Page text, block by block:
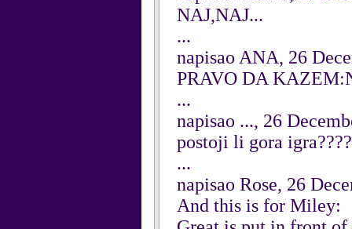
NAJ,NAJ...
...
napisao ANA, 26
PRAVO DA
...
napisao ..., 26
postoji li gora
...
napisao Rose, 26
And this is for Miley: